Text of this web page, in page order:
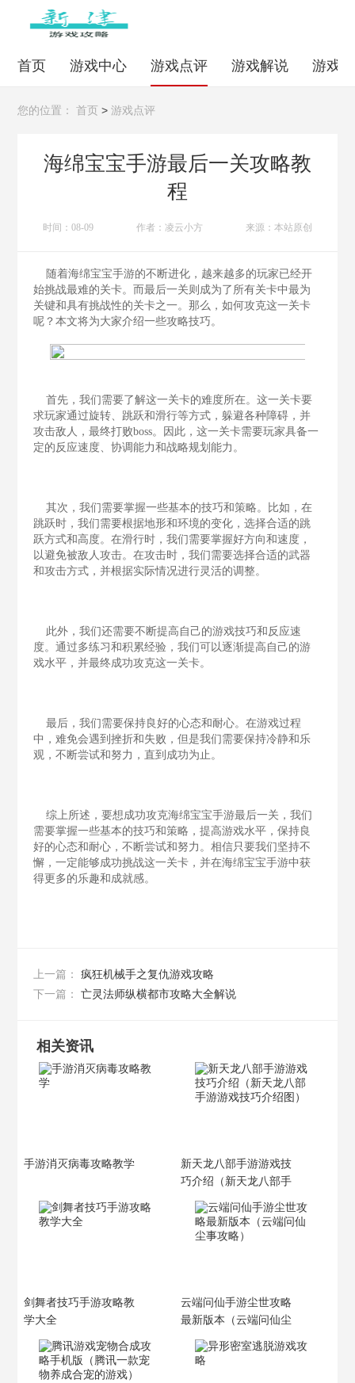
首页 游戏中心 游戏点评 游戏解说 游戏
您的位置： 首页 >游戏点评
海绵宝宝手游最后一关攻略教
程
时间：08-09 作者：凌云小方 来源：本站原创
随着海绵宝宝手游的不断进化，越来越多的玩家已经开
始挑战最难的关卡。而最后一关则成为了所有关卡中最为
关键和具有挑战性的关卡之一。那么，如何攻克这一关卡
呢？本文将为大家介绍一些攻略技巧。
首先，我们需要了解这一关卡的难度所在。这一关卡要
求玩家通过旋转、跳跃和滑行等方式，躲避各种障碍，并
攻击敌人，最终打败boss。因此，这一关卡需要玩家具备一
定的反应速度、协调能力和战略规划能力。
其次，我们需要掌握一些基本的技巧和策略。比如，在
跳跃时，我们需要根据地形和环境的变化，选择合适的跳
跃方式和高度。在滑行时，我们需要掌握好方向和速度，
以避免被敌人攻击。在攻击时，我们需要选择合适的武器
和攻击方式，并根据实际情况进行灵活的调整。
此外，我们还需要不断提高自己的游戏技巧和反应速
度。通过多练习和积累经验，我们可以逐渐提高自己的游
戏水平，并最终成功攻克这一关卡。
最后，我们需要保持良好的心态和耐心。在游戏过程
中，难免会遇到挫折和失败，但是我们需要保持冷静和乐
观，不断尝试和努力，直到成功为止。
综上所述，要想成功攻克海绵宝宝手游最后一关，我们
需要掌握一些基本的技巧和策略，提高游戏水平，保持良
好的心态和耐心，不断尝试和努力。相信只要我们坚持不
懈，一定能够成功挑战这一关卡，并在海绵宝宝手游中获
得更多的乐趣和成就感。
上一篇： 疯狂机械手之复仇游戏攻略
下一篇： 亡灵法师纵横都市攻略大全解说
相关资讯
手游消灭病毒攻略教学
新天龙八部手游游戏技
巧介绍（新天龙八部手
游游戏技巧介绍图）
剑舞者技巧手游攻略教
学大全
云端问仙手游尘世攻略
最新版本（云端问仙尘
事攻略）